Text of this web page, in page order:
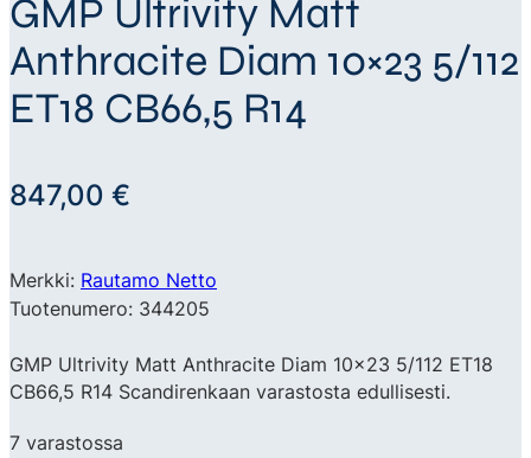
GMP Ultrivity Matt
Anthracite Diam 10×23 5/112
ET18 CB66,5 R14
847,00 €
Merkki: Rautamo Netto
Tuotenumero: 344205
GMP Ultrivity Matt Anthracite Diam 10×23 5/112 ET18
CB66,5 R14 Scandirenkaan varastosta edullisesti.
7 varastossa